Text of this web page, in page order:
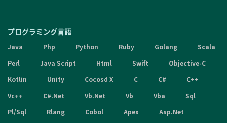
プログラミング言語
Java Php Python Ruby Golang
Scala
Perl
Java Script Html Swift
Objective-C
Kotlin
Unity Cocosd X C C#
C++
Vc++
C#.Net Vb.Net Vb Vba
Sql
Pl/Sql
Rlang Cobol Apex
Asp.Net